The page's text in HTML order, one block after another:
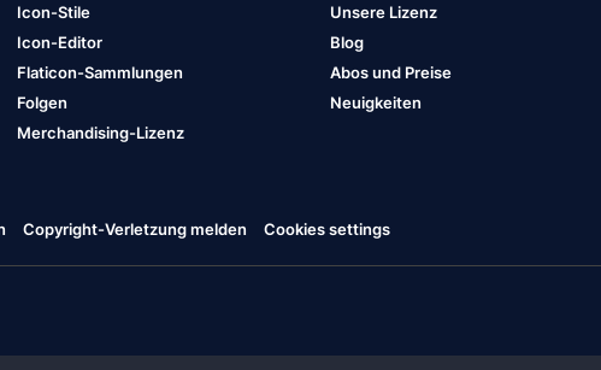
Icon-Stile
Icon-Editor
Flaticon-Sammlungen
Folgen
Merchandising-Lizenz
Unsere Lizenz
Blog
Abos und Preise
Neuigkeiten
Copyright-Verletzung melden Cookies settings